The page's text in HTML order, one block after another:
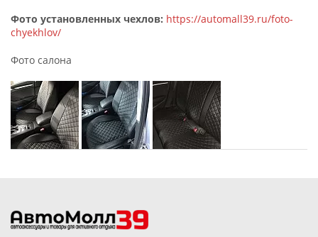
Фото установленных чехлов: https://automall39.ru/foto-
chyekhlov/
Фото салона